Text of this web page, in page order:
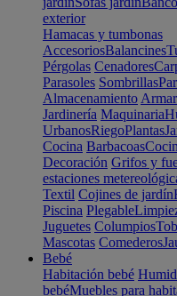
exterior
Hamacas y tumbonas
AccesoriosBalancines
Pérgolas Cenadores
Parasoles Sombrillas
Almacenamiento
Jardinería Maquinaria
UrbanosRiegoPlantas
Cocina Barbacoas
Decoración Grifos y
estaciones
Textil Cojines de jardín
Piscina Plegable
Juguetes Columpios
Mascotas Comederos
Bebé
Habitación bebé
bebéMuebles para